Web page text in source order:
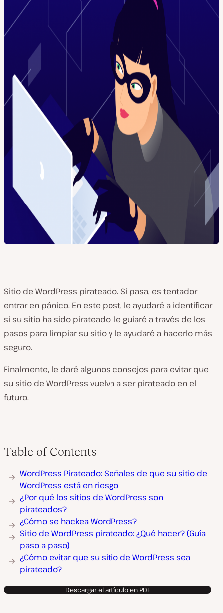
Sitio de WordPress pirateado. Si pasa, es tentador
entrar en pánico. En este post, le ayudaré a identificar
si su sitio ha sido pirateado, le guiaré a través de los
pasos para limpiar su sitio y le ayudaré a hacerlo más
seguro.
Finalmente, le daré algunos consejos para evitar que
su sitio de WordPress vuelva a ser pirateado en el
futuro.
Table of Contents
WordPress Pirateado: Señales de que su sitio de
WordPress está en riesgo
¿Por qué los sitios de WordPress son
pirateados?
¿Cómo se hackea WordPress?
Sitio de WordPress pirateado: ¿Qué hacer? (Guía
paso a paso)
¿Cómo evitar que su sitio de WordPress sea
pirateado?
Descargar el artículo en PDF